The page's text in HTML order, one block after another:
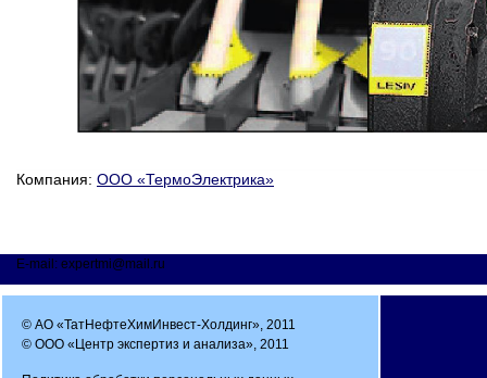
Компания: ООО «ТермоЭлектрика»
E-mail: expertmi@mail.ru
© АО «ТатНефтеХимИнвест-Холдинг», 2011
© ООО «Центр экспертиз и анализа», 2011